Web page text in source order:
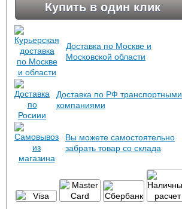
Купить в один клик
Доставка по Москве и
Московской области
Доставка по РФ транспортными
компаниями
Вы можете самостоятельно
забрать товар со склада